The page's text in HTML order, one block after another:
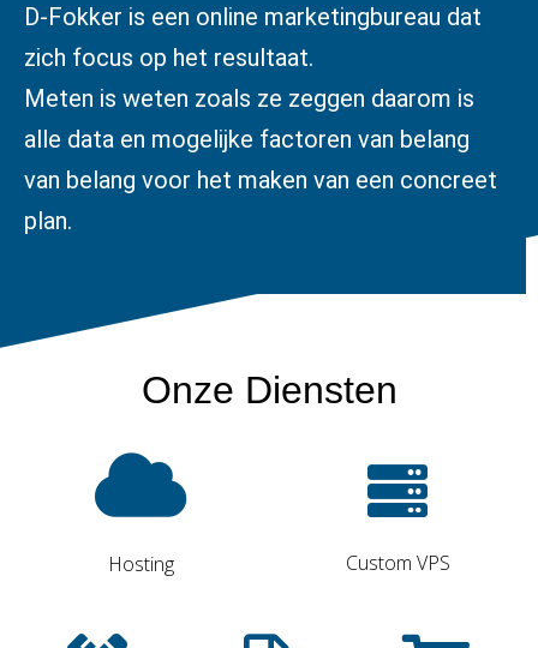
D-Fokker is een online marketingbureau dat
zich focus op het resultaat.
Meten is weten zoals ze zeggen daarom is
alle data en mogelijke factoren van belang
van belang voor het maken van een concreet
plan.
Onze Diensten
Hosting Custom VPS